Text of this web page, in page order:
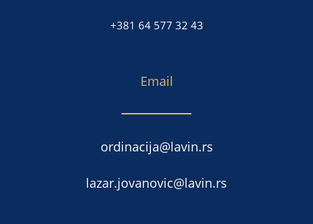
+381 64 577 32 43
Email
ordinacija@lavin.rs
lazar.jovanovic@lavin.rs